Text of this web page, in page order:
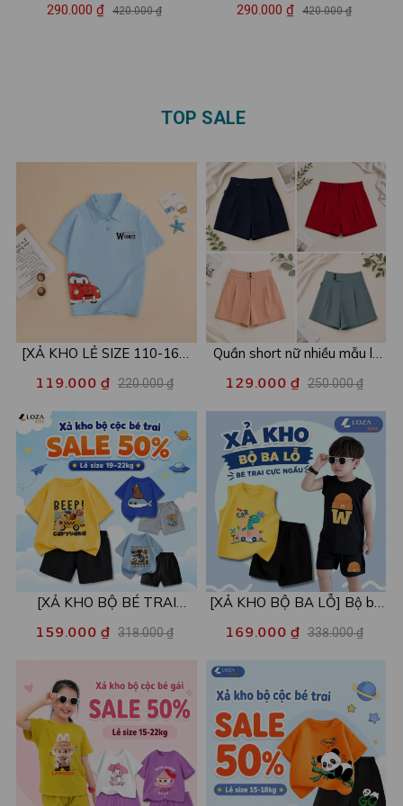
290.000 ₫ 420.000 ₫ 290.000 ₫ 420.000 ₫
[XẢ KHO LẺ SIZE 110-160]
mẫu - Áo trẻ em từ 15-42kg
- Loza Kids XPL001
119.000 ₫ 220.000 ₫
Quần short nữ nhiều mẫu lẻ
còn 99k/c - Loza XA016
129.000 ₫ 250.000 ₫
[XẢ KHO BỘ BÉ TRAI
nhiều mẫu - Quần áo bé trai
XB003
159.000 ₫ 318.000 ₫
[XẢ KHO BỘ BA LỖ] Bộ ba
size từ 15-40kg - Quần áo
bé trai - Loza Kids XABL01
169.000 ₫ 338.000 ₫
TOP SALE